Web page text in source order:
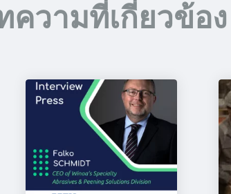
ความที่เกี่ยวข้อง